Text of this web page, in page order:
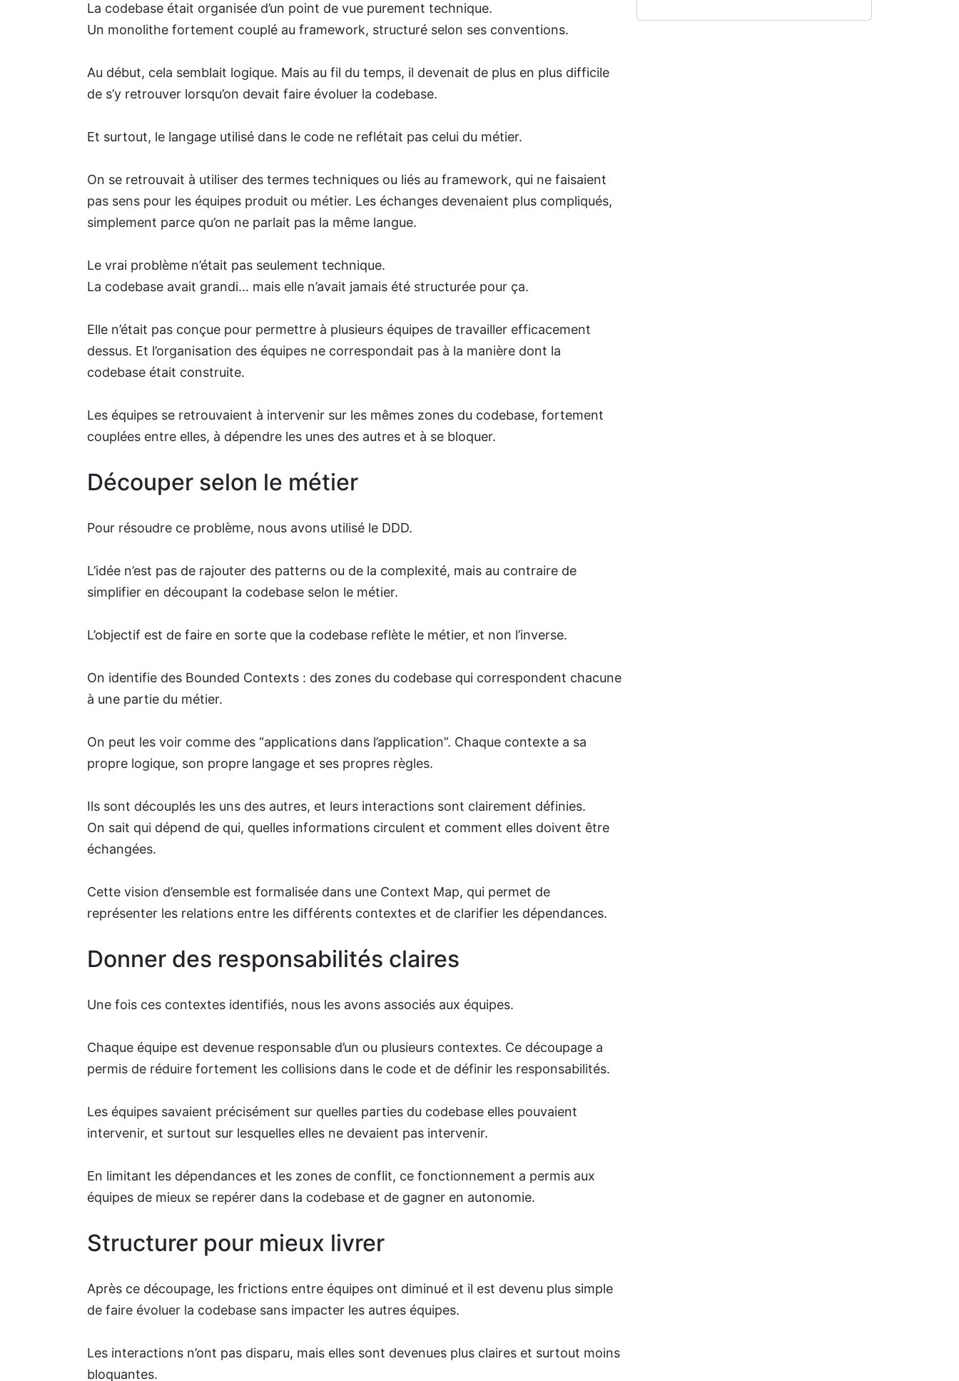
La codebase était organisée d’un point de vue purement technique.
Un monolithe fortement couplé au framework, structuré selon ses conventions.
Au début, cela semblait logique. Mais au fil du temps, il devenait de plus en plus difficile
de s’y retrouver lorsqu’on devait faire évoluer la codebase.
Et surtout, le langage utilisé dans le code ne reflétait pas celui du métier.
On se retrouvait à utiliser des termes techniques ou liés au framework, qui ne faisaient
pas sens pour les équipes produit ou métier. Les échanges devenaient plus compliqués,
simplement parce qu’on ne parlait pas la même langue.
Le vrai problème n’était pas seulement technique.
La codebase avait grandi… mais elle n’avait jamais été structurée pour ça.
Elle n’était pas conçue pour permettre à plusieurs équipes de travailler efficacement
dessus. Et l’organisation des équipes ne correspondait pas à la manière dont la
codebase était construite.
Les équipes se retrouvaient à intervenir sur les mêmes zones du codebase, fortement
couplées entre elles, à dépendre les unes des autres et à se bloquer.
Découper selon le métier
Pour résoudre ce problème, nous avons utilisé le DDD.
L’idée n’est pas de rajouter des patterns ou de la complexité, mais au contraire de
simplifier en découpant la codebase selon le métier.
L’objectif est de faire en sorte que la codebase reflète le métier, et non l’inverse.
On identifie des Bounded Contexts : des zones du codebase qui correspondent chacune
à une partie du métier.
On peut les voir comme des “applications dans l’application”. Chaque contexte a sa
propre logique, son propre langage et ses propres règles.
Ils sont découplés les uns des autres, et leurs interactions sont clairement définies.
On sait qui dépend de qui, quelles informations circulent et comment elles doivent être
échangées.
Cette vision d’ensemble est formalisée dans une Context Map, qui permet de
représenter les relations entre les différents contextes et de clarifier les dépendances.
Donner des responsabilités claires
Une fois ces contextes identifiés, nous les avons associés aux équipes.
Chaque équipe est devenue responsable d’un ou plusieurs contextes. Ce découpage a
permis de réduire fortement les collisions dans le code et de définir les responsabilités.
Les équipes savaient précisément sur quelles parties du codebase elles pouvaient
intervenir, et surtout sur lesquelles elles ne devaient pas intervenir.
En limitant les dépendances et les zones de conflit, ce fonctionnement a permis aux
équipes de mieux se repérer dans la codebase et de gagner en autonomie.
Structurer pour mieux livrer
Après ce découpage, les frictions entre équipes ont diminué et il est devenu plus simple
de faire évoluer la codebase sans impacter les autres équipes.
Les interactions n’ont pas disparu, mais elles sont devenues plus claires et surtout moins
bloquantes.